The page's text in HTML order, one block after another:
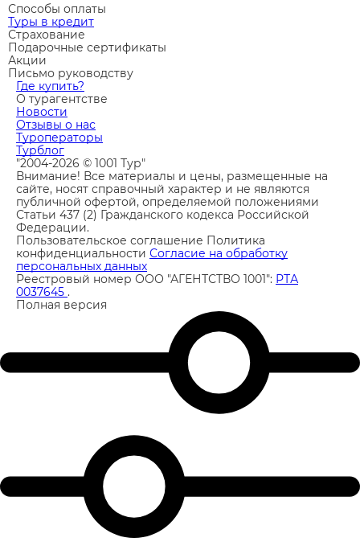
Способы оплаты
Туры в кредит
Страхование
Подарочные сертификаты
Акции
Письмо руководству
Где купить?
О турагентстве
Новости
Отзывы о нас
Туроператоры
Турблог
"2004-2026 © 1001 Тур"
Внимание! Все материалы и цены, размещенные на
сайте, носят справочный характер и не являются
публичной офертой, определяемой положениями
Статьи 437 (2) Гражданского кодекса Российской
Федерации.
Пользовательское соглашение Политика
конфиденциальности Согласие на обработку
персональных данных
Реестровый номер ООО "АГЕНТСТВО 1001": РТА
0037645 .
Полная версия